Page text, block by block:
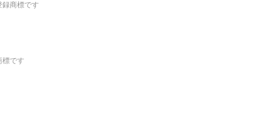
商標です
です